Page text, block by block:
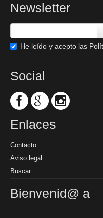
Newsletter
He leído y acepto las
Social
Enlaces
Contacto
Aviso legal
Buscar
Bienvenid@ a